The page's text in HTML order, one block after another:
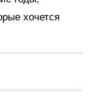
хочется